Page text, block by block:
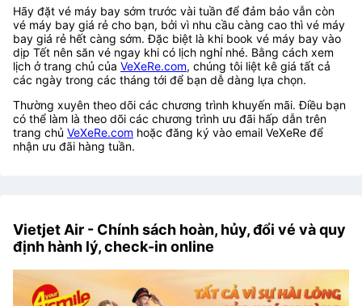
Hãy đặt vé máy bay sớm trước vài tuần để đảm bảo vẫn còn
vé máy bay giá rẻ cho bạn, bởi vì nhu cầu càng cao thì vé máy
bay giá rẻ hết càng sớm. Đặc biệt là khi book vé máy bay vào
dịp Tết nên săn vé ngay khi có lịch nghỉ nhé. Bằng cách xem
lịch ở trang chủ của VeXeRe.com, chúng tôi liệt kê giá tất cả
các ngày trong các tháng tới để bạn dễ dàng lựa chọn.
Thường xuyên theo dõi các chương trình khuyến mãi. Điều bạn
có thể làm là theo dõi các chương trình ưu đãi hấp dẫn trên
trang chủ VeXeRe.com hoặc đăng ký vào email VeXeRe để
nhận ưu đãi hàng tuần.
Vietjet Air - Chính sách hoàn, hủy, đổi vé và quy
định hành lý, check-in online